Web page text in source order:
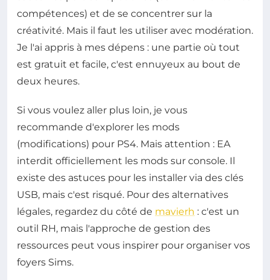
compétences) et de se concentrer sur la
créativité. Mais il faut les utiliser avec modération.
Je l'ai appris à mes dépens : une partie où tout
est gratuit et facile, c'est ennuyeux au bout de
deux heures.
Si vous voulez aller plus loin, je vous
recommande d'explorer les mods
(modifications) pour PS4. Mais attention : EA
interdit officiellement les mods sur console. Il
existe des astuces pour les installer via des clés
USB, mais c'est risqué. Pour des alternatives
légales, regardez du côté de mavierh : c'est un
outil RH, mais l'approche de gestion des
ressources peut vous inspirer pour organiser vos
foyers Sims.